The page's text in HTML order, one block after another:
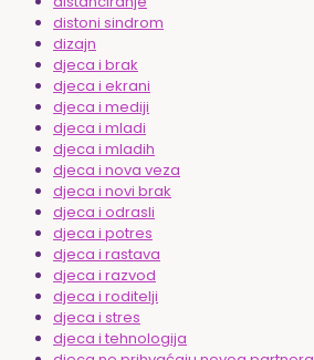
distoni sindrom
dizajn
djeca i brak
djeca i ekrani
djeca i mediji
djeca i mladi
djeca i mladih
djeca i nova veza
djeca i novi brak
djeca i odrasli
djeca i potres
djeca i rastava
djeca i razvod
djeca i roditelji
djeca i stres
djeca i tehnologija